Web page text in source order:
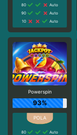
80
Auto
90
Auto
10
Auto
Powerspin
93%
80
Auto